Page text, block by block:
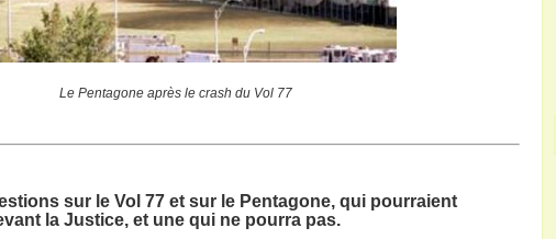
Le Pentagone après le crash du Vol 77
sur le Vol 77 et sur le Pentagone, qui pourraient
la Justice, et une qui ne pourra pas.